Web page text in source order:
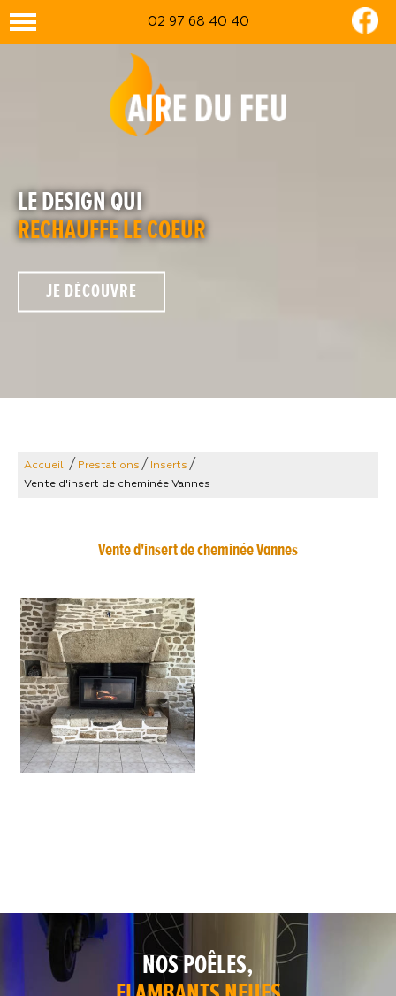
02 97 68 40 40
LE DESIGN QUI
RECHAUFFE LE COEUR
JE DÉCOUVRE
Accueil / Prestations / Inserts /
Vente d'insert de cheminée Vannes
Vente d'insert de cheminée Vannes
NOS POÊLES,